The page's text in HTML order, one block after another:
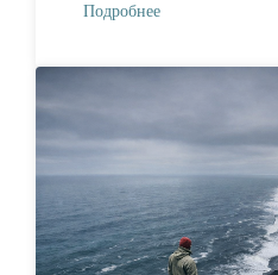
Подробнее